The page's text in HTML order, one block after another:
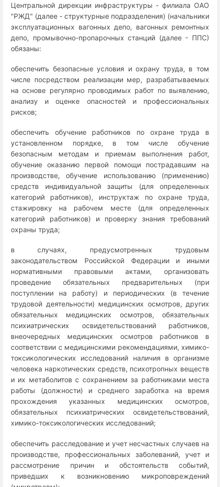
Центральной дирекции инфраструктуры - филиала ОАО
"РЖД" (далее - структурные подразделения) (начальники
эксплуатационных вагонных депо, вагонных ремонтных
депо, промывочно-пропарочных станций (далее - ППС)
обязаны:
обеспечить безопасные условия и охрану труда, в том
числе посредством реализации мер, разрабатываемых
на основе регулярно проводимых работ по выявлению,
анализу и оценке опасностей и профессиональных
рисков;
обеспечить обучение работников по охране труда в
установленном порядке, в том числе обучение
безопасным методам и приемам выполнения работ,
обучение оказанию первой помощи пострадавшим на
производстве, обучение использованию (применению)
средств индивидуальной защиты (для определенных
категорий работников), инструктаж по охране труда,
стажировку на рабочем месте (для определенных
категорий работников) и проверку знания требований
охраны труда;
в случаях, предусмотренных трудовым
законодательством Российской Федерации и иными
нормативными правовыми актами, организовать
проведение обязательных предварительных (при
поступлении на работу) и периодических (в течение
трудовой деятельности) медицинских осмотров, других
обязательных медицинских осмотров, обязательных
психиатрических освидетельствований работников,
внеочередных медицинских осмотров работников в
соответствии с медицинскими рекомендациями, химико-
токсикологических исследований наличия в организме
человека наркотических средств, психотропных веществ
и их метаболитов с сохранением за работниками места
работы (должности) и среднего заработка на время
прохождения указанных медицинских осмотров,
обязательных психиатрических освидетельствований,
химико-токсикологических исследований;
обеспечить расследование и учет несчастных случаев на
производстве, профессиональных заболеваний, учет и
рассмотрение причин и обстоятельств событий,
приведших к возникновению микроповреждений